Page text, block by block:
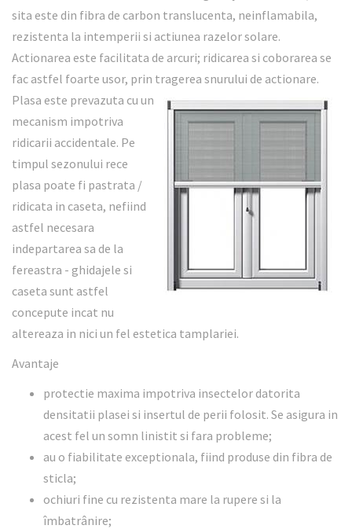
sita este din fibra de carbon translucenta, neinflamabila,
rezistenta la intemperii si actiunea razelor solare.
Actionarea este facilitata de arcuri; ridicarea si coborarea se
fac astfel foarte usor, prin tragerea snurului de actionare.
Plasa este prevazuta cu un
mecanism impotriva
ridicarii accidentale. Pe
timpul sezonului rece
plasa poate fi pastrata /
ridicata in caseta, nefiind
astfel necesara
indepartarea sa de la
fereastra - ghidajele si
caseta sunt astfel
concepute incat nu
altereaza in nici un fel estetica tamplariei.
Avantaje
protectie maxima impotriva insectelor datorita
densitatii plasei si insertul de perii folosit. Se asigura in
acest fel un somn linistit si fara probleme;
au o fiabilitate exceptionala, fiind produse din fibra de
sticla;
ochiuri fine cu rezistenta mare la rupere si la
îmbatrânire;